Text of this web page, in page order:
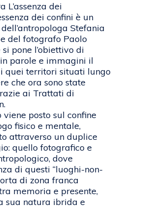
L’assenza dei
dei confini è un
Stefania
del fotografo Paolo
pone l’obiettivo di
parole e immagini il
quei territori situati lungo
che ora sono state
ai Trattati di
viene posto sul confine
fisico e mentale,
attraverso un duplice
quello fotografico e
dove
di questi “luoghi-non-
di zona franca
memoria e presente,
sua natura ibrida e